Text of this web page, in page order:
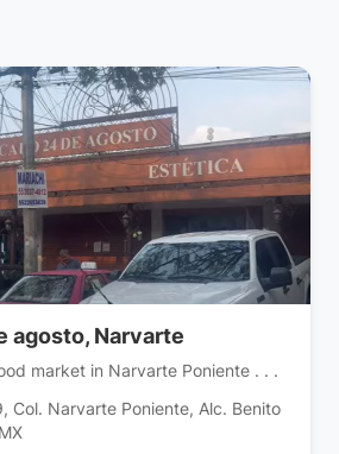
agosto, Narvarte
market in Narvarte Poniente . . .
Col. Narvarte Poniente, Alc. Benito